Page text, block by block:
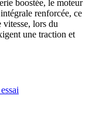
boostée, le moteur
renforcée, ce
vitesse, lors du
une traction et